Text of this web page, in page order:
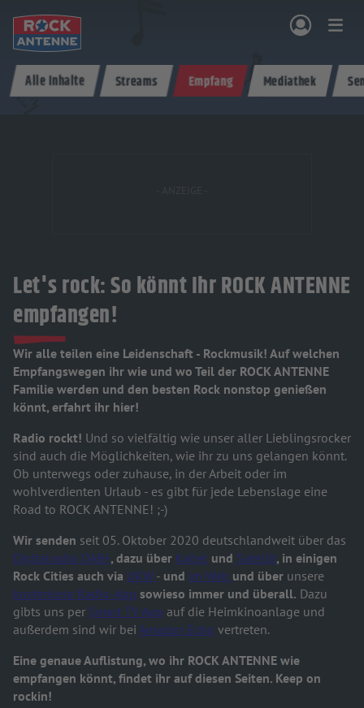
& PROGRAMM AKTIONEN & KONZERTE MUSIK ROCKCOMMUNITY SHOPPEN
Alle Inhalte Streams Empfang Mediathek
Let's rock: So könnt Ihr ROCK ANTENNE
empfangen!
Wir alle teilen eine Leidenschaft - Rockmusik! Auf welchen
Empfangswegen ihr wie und wo Teil der ROCK ANTENNE
Familie werden und den besten Rock nonstop genießen
könnt, erfahrt ihr hier!
Radio rockt! Und so vielfältig wie unser aller Lieblingsrocker
sind auch die Möglichkeiten, wie ihr zu uns gelangen könnt.
Ob unterwegs oder zuhause, in der Arbeit oder im
wohlverdienten Urlaub - es gibt für jede Lebenslage eine
Road to ROCK ANTENNE! ;-)
Wir senden seit 05. Oktober 2020 deutschlandweit über das
Digitalradio DAB+, dazu über Kabel und Satellit, in einigen
Rock Cities auch via UKW - und im Web und über unsere
kostenlose Radio-App sowieso immer und überall. Dazu
gibts uns per Smart TV App auf die Heimkinoanlage und
außerdem sind wir bei Amazon Echo vertreten.
Eine genaue Auflistung, wo ihr ROCK ANTENNE wie
empfangen könnt, findet ihr auf diesen Seiten. Keep on
rockin!